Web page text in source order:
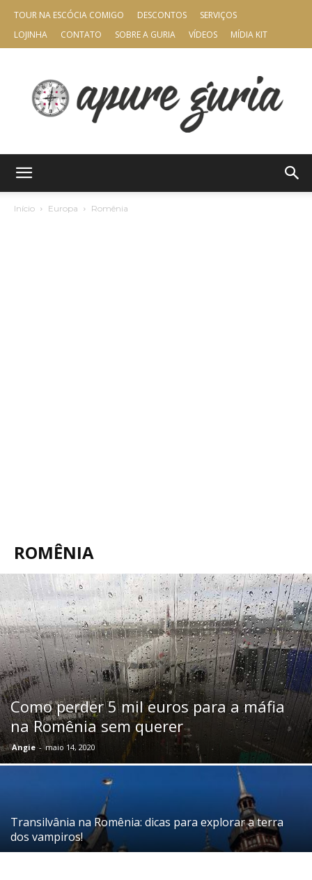
TOUR NA ESCÓCIA COMIGO DESCONTOS
SERVIÇOS
LOJINHA
CONTATO SOBRE A GURIA VÍDEOS MÍDIA KIT
Início Europa Romênia
ROMÊNIA
Como perder 5 mil euros para a máfia
na Romênia sem querer
Angie - maio 14, 2020
Transilvânia na Romênia: dicas para explorar a terra
dos vampiros!